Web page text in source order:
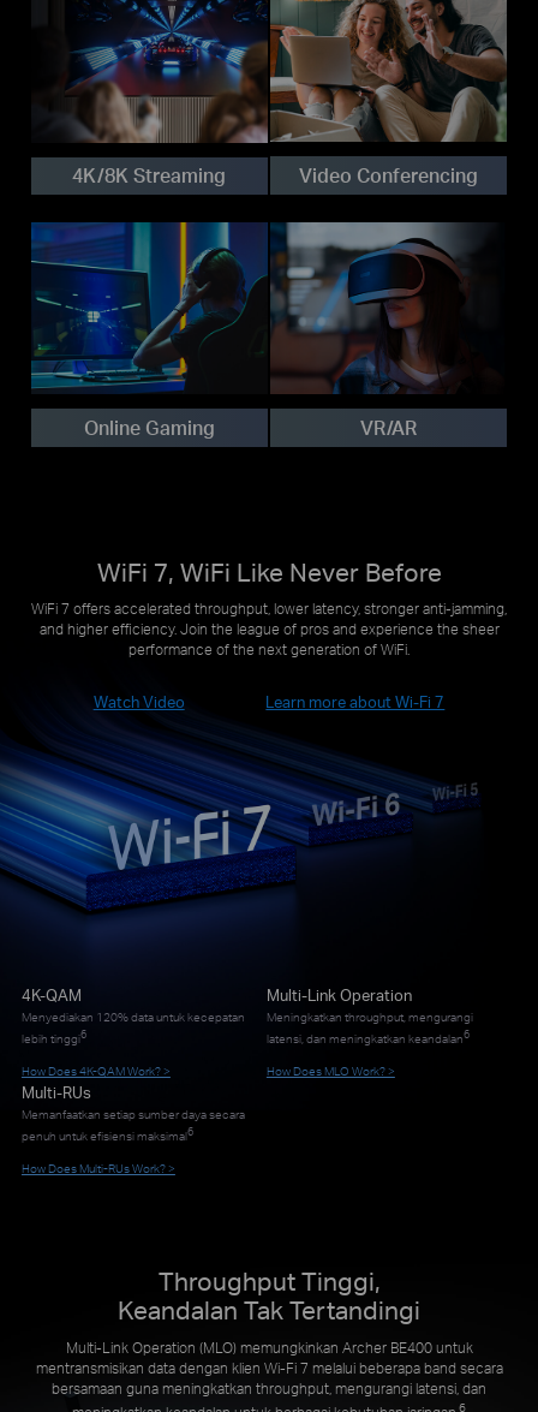
4K/8K Streaming Video Conferencing
Online Gaming VR/AR
WiFi 7, WiFi Like Never Before
WiFi 7 offers accelerated throughput, lower latency, stronger anti-jamming,
and higher efficiency. Join the league of pros and experience the sheer
performance of the next generation of WiFi.
Watch Video Learn more about Wi-Fi 7
4K-QAM
Menyediakan 120% data untuk kecepatan
lebih tinggi6
How Does 4K-QAM Work? >
Multi-Link Operation
Meningkatkan throughput, mengurangi
latensi, dan meningkatkan keandalan6
How Does MLO Work? >
Multi-RUs
Memanfaatkan setiap sumber daya secara
penuh untuk efisiensi maksimal6
How Does Multi-RUs Work? >
Throughput Tinggi,
Keandalan Tak Tertandingi
Multi-Link Operation (MLO) memungkinkan Archer BE400 untuk
mentransmisikan data dengan klien Wi-Fi 7 melalui beberapa band secara
bersamaan guna meningkatkan throughput, mengurangi latensi, dan
6